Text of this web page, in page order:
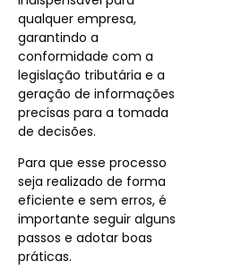
qualquer empresa,
garantindo a
conformidade com a
legislação tributária e a
geração de informações
precisas para a tomada
de decisões.
Para que esse processo
seja realizado de forma
eficiente e sem erros, é
importante seguir alguns
passos e adotar boas
práticas.